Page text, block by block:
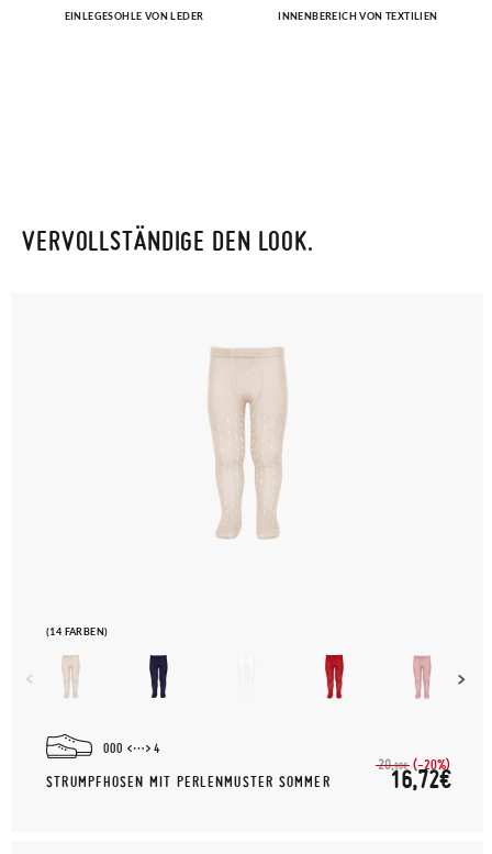
EINLEGESOHLE VON LEDER INNENBEREICH VON TEXTILIEN
VERVOLLSTÄNDIGE DEN LOOK.
(14 FARBEN)
000 4
STRUMPFHOSEN MIT PERLENMUSTER SOMMER
20,90€ (-20%)
16,72€